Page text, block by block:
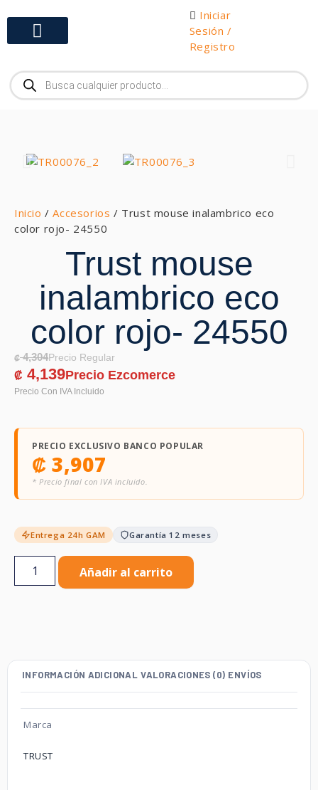
Iniciar
Sesión /
Registro
Inicio /Accesorios / Trust mouse inalambrico eco
color rojo- 24550
Trust mouse
inalambrico eco
color rojo- 24550
₡4,304
₡ 4,139
PRECIO EXCLUSIVO BANCO POPULAR
₡ 3,907
* Precio final con IVA incluido.
Entrega 24h GAM Garantía 12 meses
Añadir al carrito
INFORMACIÓN ADICIONAL VALORACIONES (0) ENVÍOS
Marca
TRUST